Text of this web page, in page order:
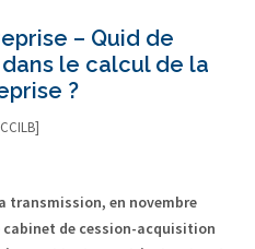
– Quid de
le calcul de la
?
transmission, en novembre
de cession-acquisition